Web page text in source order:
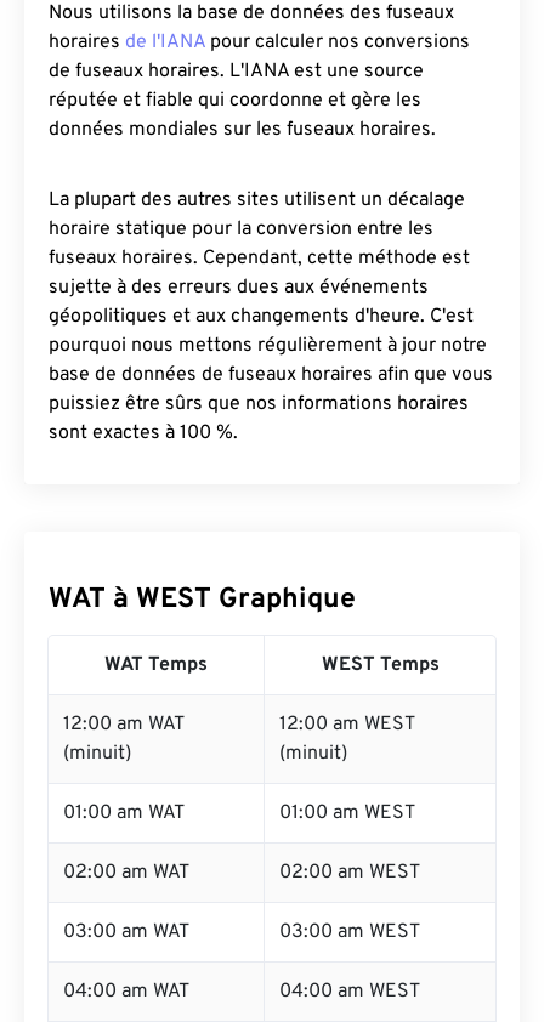
Nous utilisons la base de données des fuseaux
horaires de l'IANA pour calculer nos conversions
de fuseaux horaires. L'IANA est une source
réputée et fiable qui coordonne et gère les
données mondiales sur les fuseaux horaires.
La plupart des autres sites utilisent un décalage
horaire statique pour la conversion entre les
fuseaux horaires. Cependant, cette méthode est
sujette à des erreurs dues aux événements
géopolitiques et aux changements d'heure. C'est
pourquoi nous mettons régulièrement à jour notre
base de données de fuseaux horaires afin que vous
puissiez être sûrs que nos informations horaires
sont exactes à 100 %.
WAT à WEST Graphique
WAT Temps WEST Temps
12:00 am WAT
(minuit)
12:00 am WEST
(minuit)
01:00 am WAT 01:00 am WEST
02:00 am WAT 02:00 am WEST
03:00 am WAT 03:00 am WEST
04:00 am WAT 04:00 am WEST